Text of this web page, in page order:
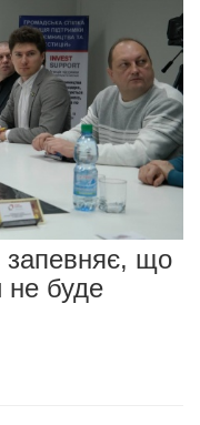
запевняє, що
не буде